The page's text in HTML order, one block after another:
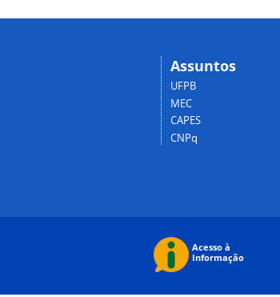
Assuntos
UFPB
MEC
CAPES
CNPq